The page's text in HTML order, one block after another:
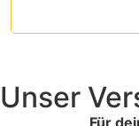
Unser
Für